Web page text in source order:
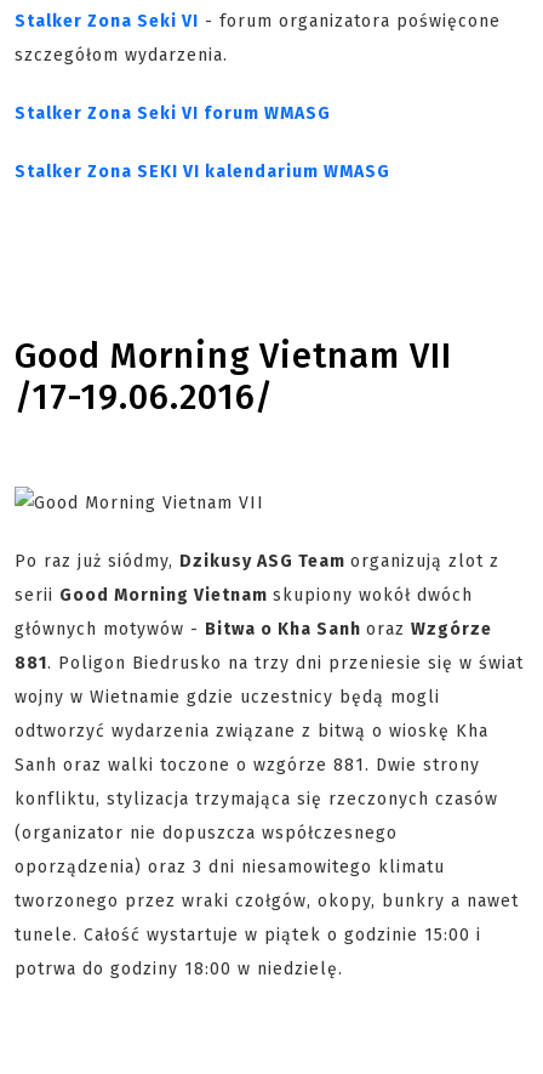
Stalker Zona Seki VI - forum organizatora poświęcone
szczegółom wydarzenia.
Stalker Zona Seki VI forum WMASG
Stalker Zona SEKI VI kalendarium WMASG
Good Morning Vietnam VII
/17-19.06.2016/
Po raz już siódmy, Dzikusy ASG Team organizują zlot z
serii Good Morning Vietnam skupiony wokół dwóch
głównych motywów - Bitwa o Kha Sanh oraz Wzgórze
881. Poligon Biedrusko na trzy dni przeniesie się w świat
wojny w Wietnamie gdzie uczestnicy będą mogli
odtworzyć wydarzenia związane z bitwą o wioskę Kha
Sanh oraz walki toczone o wzgórze 881. Dwie strony
konfliktu, stylizacja trzymająca się rzeczonych czasów
(organizator nie dopuszcza współczesnego
oporządzenia) oraz 3 dni niesamowitego klimatu
tworzonego przez wraki czołgów, okopy, bunkry a nawet
tunele. Całość wystartuje w piątek o godzinie 15:00 i
potrwa do godziny 18:00 w niedzielę.